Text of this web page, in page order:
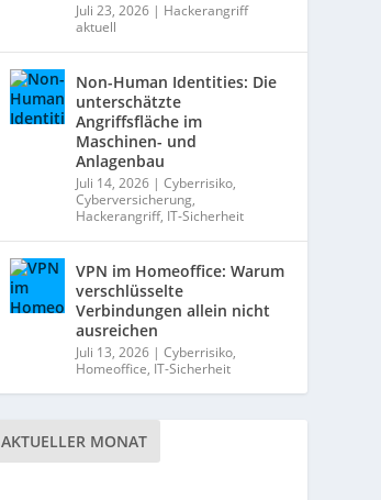
Juli 23, 2026 | Hackerangriff
aktuell
Non-Human Identities: Die
unterschätzte
Angriffsfläche im
Maschinen- und
Anlagenbau
Juli 14, 2026 |Cyberrisiko,
Cyberversicherung,
Hackerangriff, IT-Sicherheit
VPN im Homeoffice: Warum
verschlüsselte
Verbindungen allein nicht
ausreichen
Juli 13, 2026 |Cyberrisiko,
Homeoffice, IT-Sicherheit
AKTUELLER MONAT